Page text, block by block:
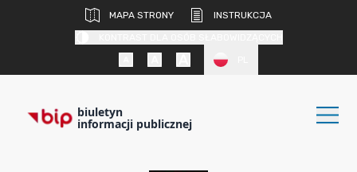
MAPA STRONY
INSTRUKCJA
biuletyn
informacji publicznej